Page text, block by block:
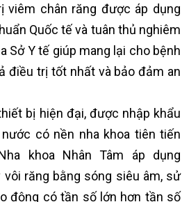
viêm chân răng được áp dụng
Quốc tế và tuân thủ nghiêm
Sở Y tế giúp mang lại cho bệnh
điều trị tốt nhất và bảo đảm an
bị hiện đại, được nhập khẩu
có nền nha khoa tiên tiến
khoa Nhân Tâm áp dụng
vôi răng bằng sóng siêu âm, sử
động có tần số lớn hơn tần số